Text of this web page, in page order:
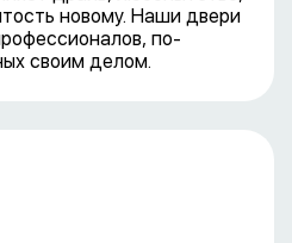
новому. Наши двери
по-
своим делом.